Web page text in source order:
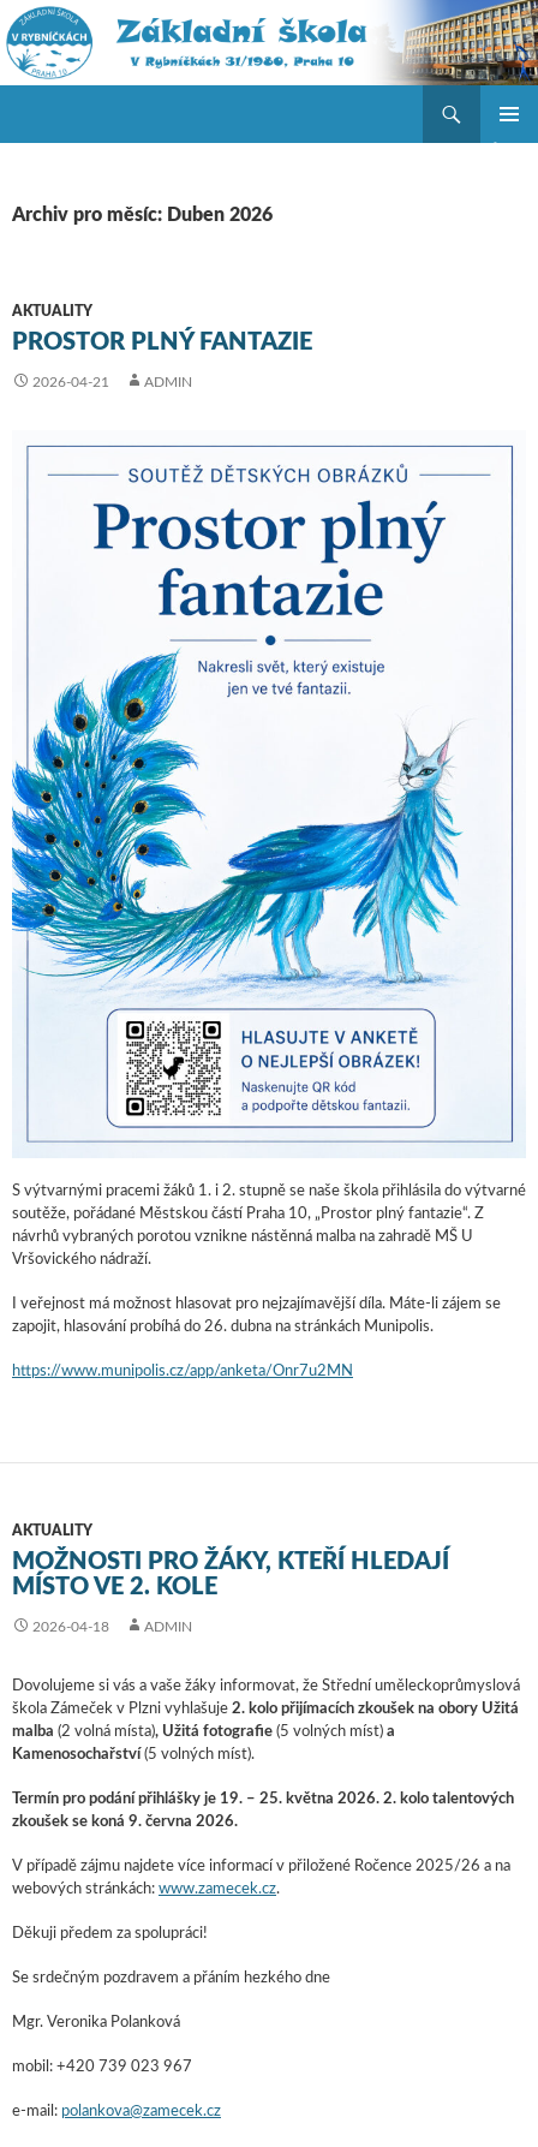
Archiv pro měsíc: Duben 2026
AKTUALITY
PROSTOR PLNÝ FANTAZIE
2026-04-21 ADMIN
S výtvarnými pracemi žáků 1. i 2. stupně se naše škola přihlásila do výtvarné
soutěže, pořádané Městskou částí Praha 10, „Prostor plný fantazie“. Z
návrhů vybraných porotou vznikne nástěnná malba na zahradě MŠ U
Vršovického nádraží.
I veřejnost má možnost hlasovat pro nejzajímavější díla. Máte-li zájem se
zapojit, hlasování probíhá do 26. dubna na stránkách Munipolis.
https://www.munipolis.cz/app/anketa/Onr7u2MN
AKTUALITY
MOŽNOSTI PRO ŽÁKY, KTEŘÍ HLEDAJÍ
MÍSTO VE 2. KOLE
2026-04-18 ADMIN
Dovolujeme si vás a vaše žáky informovat, že Střední uměleckoprůmyslová
škola Zámeček v Plzni vyhlašuje 2. kolo přijímacích zkoušek na obory Užitá
malba (2 volná místa), Užitá fotografie (5 volných míst) a
Kamenosochařství (5 volných míst).
Termín pro podání přihlášky je 19. – 25. května 2026. 2. kolo talentových
zkoušek se koná 9. června 2026.
V případě zájmu najdete více informací v přiložené Ročence 2025/26 a na
webových stránkách: www.zamecek.cz.
Děkuji předem za spolupráci!
Se srdečným pozdravem a přáním hezkého dne
Mgr. Veronika Polanková
mobil: +420 739 023 967
e-mail: polankova@zamecek.cz